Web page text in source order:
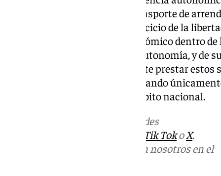
urbanos de la modalidad de transporte de
conductor, es expresión del ejercicio de la
corresponde al legislador autonómico dentro
Constitución y el Estatuto de Autonomía, y de
que en ningún momento permite prestar
una autorización previa, habilitando
una autorización de VTC de ámbito nacional.
en las redes
Tik TokoX.
Puedes ponerte en contacto con nosotros en el